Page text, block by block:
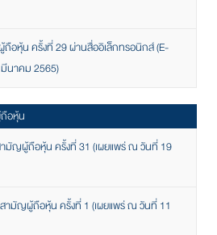
อหุ้น ครั้งที่ 29 ผ่านสื่ออิเล็กทรอนิกส์ (E-
นาคม 2565)
อหุ้น
มัญผู้ถือหุ้น ครั้งที่ 31 (เผยแพร่ ณ วันที่ 19
ามัญผู้ถือหุ้น ครั้งที่ 1 (เผยแพร่ ณ วันที่ 11